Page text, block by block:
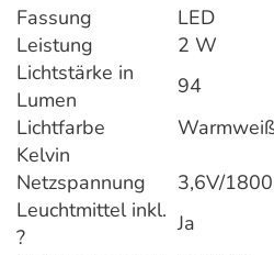
Fassung
LED
Leistung
2 W
Lichtstärke in
Lumen
94
Lichtfarbe
Kelvin
Netzspannung
3,6V/
Leuchtmittel inkl.
?
Ja